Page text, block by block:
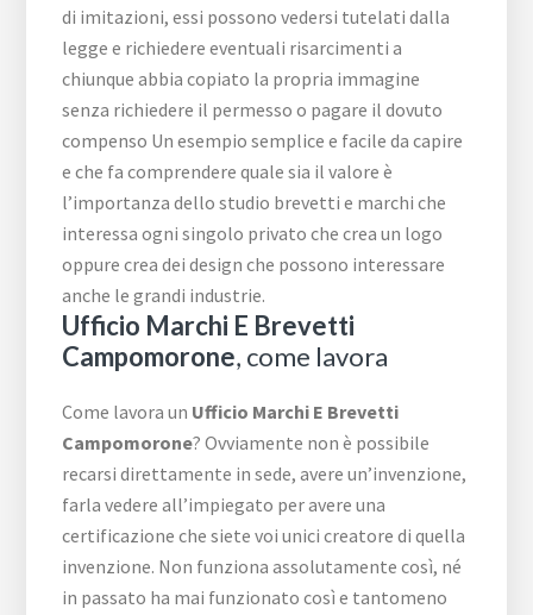
di imitazioni, essi possono vedersi tutelati dalla
legge e richiedere eventuali risarcimenti a
chiunque abbia copiato la propria immagine
senza richiedere il permesso o pagare il dovuto
compenso Un esempio semplice e facile da capire
e che fa comprendere quale sia il valore è
l’importanza dello studio brevetti e marchi che
interessa ogni singolo privato che crea un logo
oppure crea dei design che possono interessare
anche le grandi industrie.
Ufficio Marchi E Brevetti
Campomorone, come lavora
Come lavora un Ufficio Marchi E Brevetti
Campomorone? Ovviamente non è possibile
recarsi direttamente in sede, avere un’invenzione,
farla vedere all’impiegato per avere una
certificazione che siete voi unici creatore di quella
invenzione. Non funziona assolutamente così, né
in passato ha mai funzionato così e tantomeno